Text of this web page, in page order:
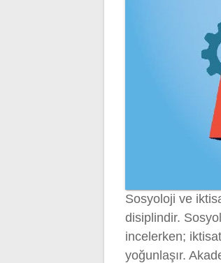
Sosyoloji ve
disiplindir.
incelerken;
yoğunlaşır.